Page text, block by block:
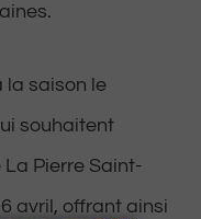
la saison le
souhaitent
Pierre Saint-
avril, offrant ainsi